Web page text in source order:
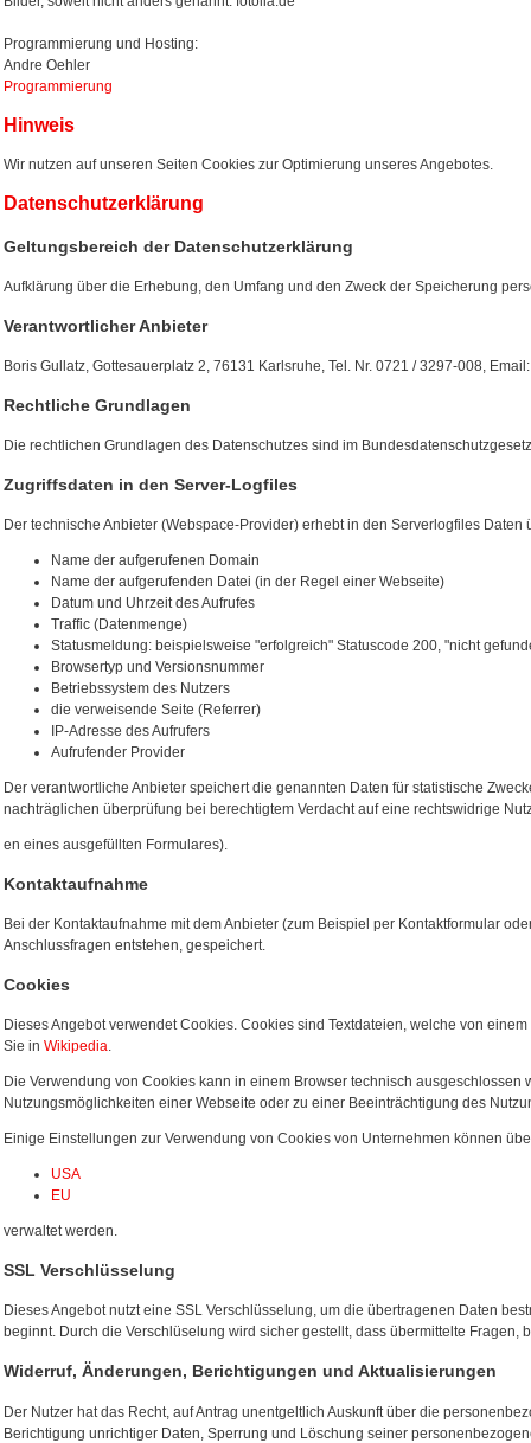
Programmierung und Hosting:
Andre Oehler
Programmierung
Hinweis
Wir nutzen auf unseren Seiten Cookies zur Optimierung unseres Angebotes.
Datenschutzerklärung
Geltungsbereich der Datenschutzerklärung
Aufklärung über die Erhebung, den Umfang und den Zweck der Speicherung
Verantwortlicher Anbieter
Boris Gullatz, Gottesauerplatz 2, 76131 Karlsruhe, Tel. Nr. 0721 / 3297-008,
Rechtliche Grundlagen
Die rechtlichen Grundlagen des Datenschutzes sind im
Zugriffsdaten in den Server-Logfiles
Der technische Anbieter (Webspace-Provider) erhebt in den Serverlogfiles
Name der aufgerufenen Domain
Name der aufgerufenden Datei (in der Regel einer Webseite)
Datum und Uhrzeit des Aufrufes
Traffic (Datenmenge)
Statusmeldung: beispielsweise "erfolgreich" Statuscode 200, "nicht
Browsertyp und Versionsnummer
Betriebssystem des Nutzers
die verweisende Seite (Referrer)
IP-Adresse des Aufrufers
Aufrufender Provider
Der verantwortliche Anbieter speichert die genannten Daten für statistische
nachträglichen überprüfung bei berechtigtem Verdacht auf eine rechtswidrige
en eines ausgefüllten Formulares).
Kontaktaufnahme
Bei der Kontaktaufnahme mit dem Anbieter (zum Beispiel per Kontaktformular
Anschlussfragen entstehen, gespeichert.
Cookies
Dieses Angebot verwendet Cookies. Cookies sind Textdateien, welche von
Sie in Wikipedia.
Die Verwendung von Cookies kann in einem Browser technisch
Nutzungsmöglichkeiten einer Webseite oder zu einer Beeinträchtigung des
Einige Einstellungen zur Verwendung von Cookies von Unternehmen können
USA
EU
verwaltet werden.
SSL Verschlüsselung
Dieses Angebot nutzt eine SSL Verschlüsselung, um die übertragenen Daten
beginnt. Durch die Verschlüselung wird sicher gestellt, dass übermittelte
Widerruf, Änderungen, Berichtigungen und Aktualisierungen
Der Nutzer hat das Recht, auf Antrag unentgeltlich Auskunft über die
Berichtigung unrichtiger Daten, Sperrung und Löschung seiner